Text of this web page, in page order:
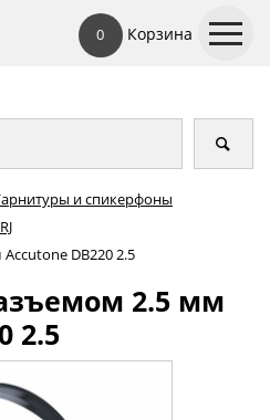
0 Корзина
и спикерфоны
DB220 2.5
2.5 мм
2.5